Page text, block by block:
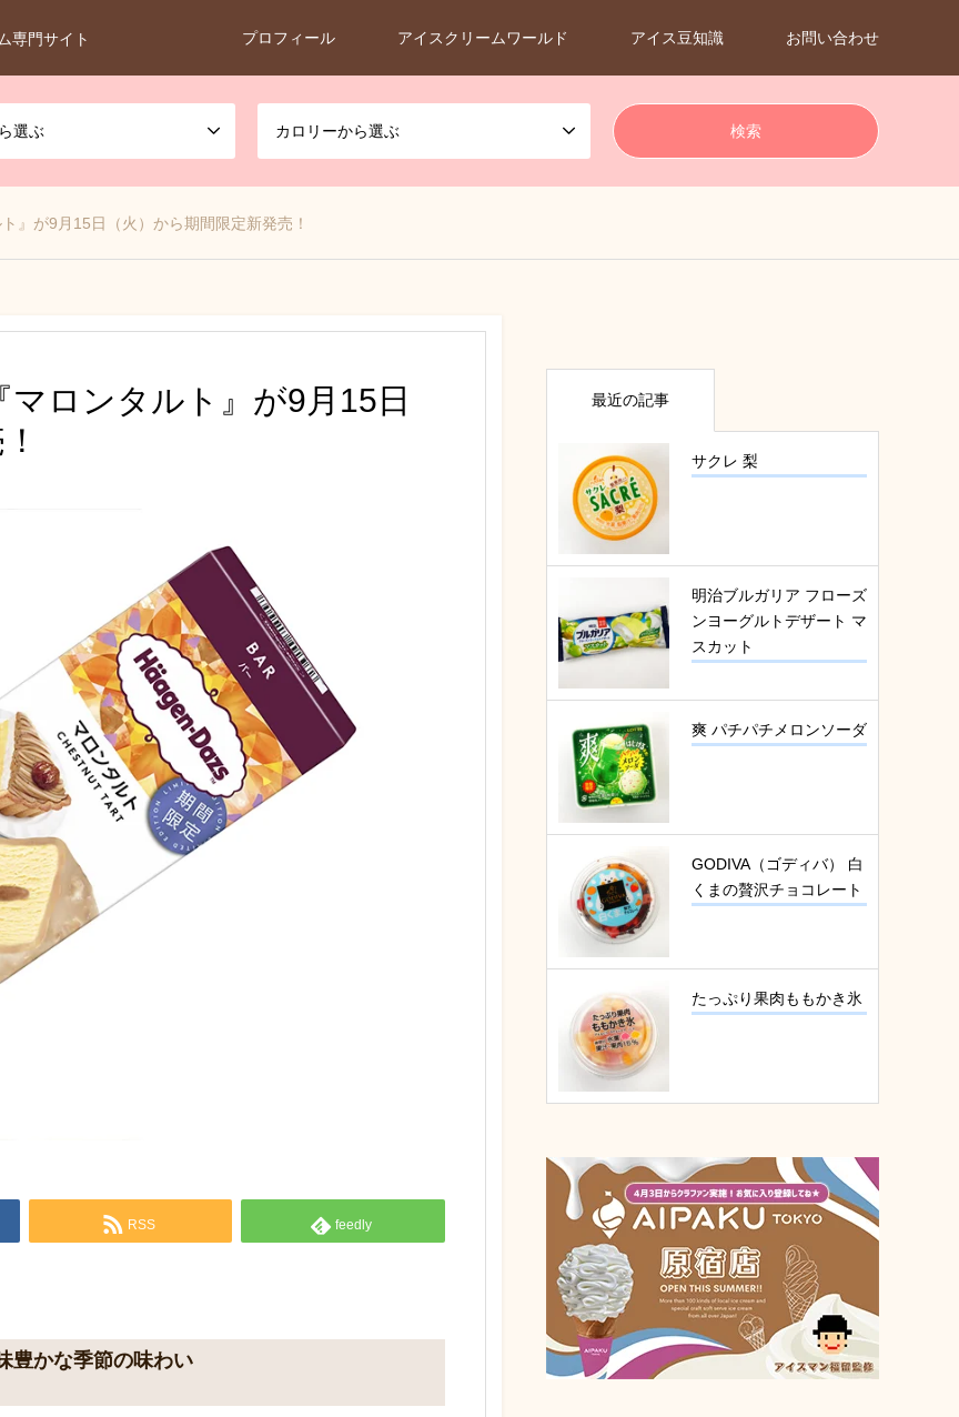
専門サイト プロフィール アイスクリームワールド アイス豆知識 お問い合わせ
選ぶ カロリーから選ぶ
』が9月15日（火）から期間限定新発売！
ロンタルト』が9月15日
RSS feedly
豊かな季節の味わい
最近の記事
サクレ 梨
明治ブルガリア フローズ
ンヨーグルトデザート マ
スカット
爽 パチパチメロンソーダ
GODIVA（ゴディバ） 白
くまの贅沢チョコレート
たっぷり果肉ももかき氷